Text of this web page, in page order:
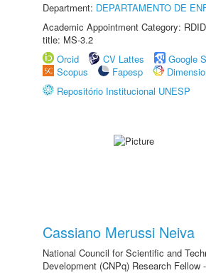
Department: DEPARTAMENTO DE
Academic Appointment Category:
title: MS-3.2
Orcid
CV Lattes
Google
Scopus
Fapesp
Repositório Institucional UNESP
Cassiano Merussi Neiva
National Council for Scientific and
Development (CNPq) Research Fellow